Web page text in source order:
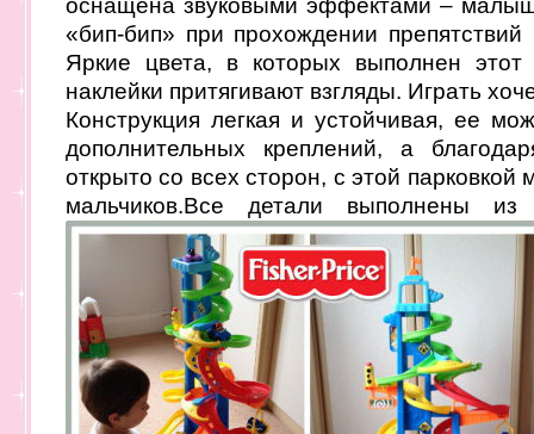
оснащена звуковыми эффектами –
«бип-бип» при прохождении
Яркие цвета, в которых выполнен
наклейки притягивают взгляды. Играть
Конструкция легкая и устойчивая, ее
дополнительных креплений, а
открыто со всех сторон, с этой парковкой
мальчиков.Все детали выполнены из